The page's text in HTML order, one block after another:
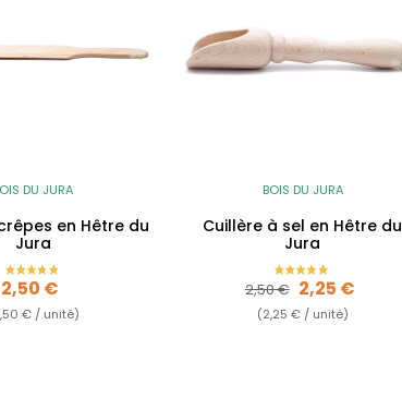
DU JURA
en Hêtre du
Jura
Prix
2,50 €
€ / unité)
BOIS DU JURA
Cuillère à sel en Hêtre du
Jura
Prix de base
2,50 € Prix
2,25 €
(2,25 € / unité)